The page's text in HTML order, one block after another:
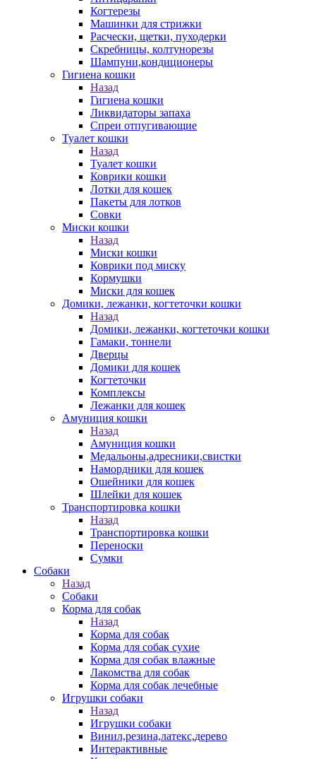
Когтерезы
Машинки для стрижки
Расчески, щетки, пуходерки
Скребницы, колтунорезы
Шампуни,кондиционеры
Гигиена кошки
Назад
Гигиена кошки
Ликвидаторы запаха
Спреи отпугивающие
Туалет кошки
Назад
Туалет кошки
Коврики кошки
Лотки для кошек
Пакеты для лотков
Совки
Миски кошки
Назад
Миски кошки
Коврики под миску
Кормушки
Миски для кошек
Домики, лежанки, когтеточки кошки
Назад
Домики, лежанки, когтеточки кошки
Гамаки, тоннели
Дверцы
Домики для кошек
Когтеточки
Комплексы
Лежанки для кошек
Амуниция кошки
Назад
Амуниция кошки
Медальоны,адресники,свистки
Намордники для кошек
Ошейники для кошек
Шлейки для кошек
Транспортировка кошки
Назад
Транспортировка кошки
Переноски
Сумки
Собаки
Назад
Собаки
Корма для собак
Назад
Корма для собак
Корма для собак сухие
Корма для собак влажные
Лакомства для собак
Корма для собак лечебные
Игрушки собаки
Назад
Игрушки собаки
Винил,резина,латекс,дерево
Интерактивные